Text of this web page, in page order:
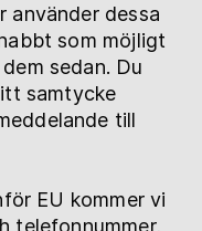
använder dessa
som möjligt
sedan. Du
samtycke
till
EU kommer vi
telefonnummer,